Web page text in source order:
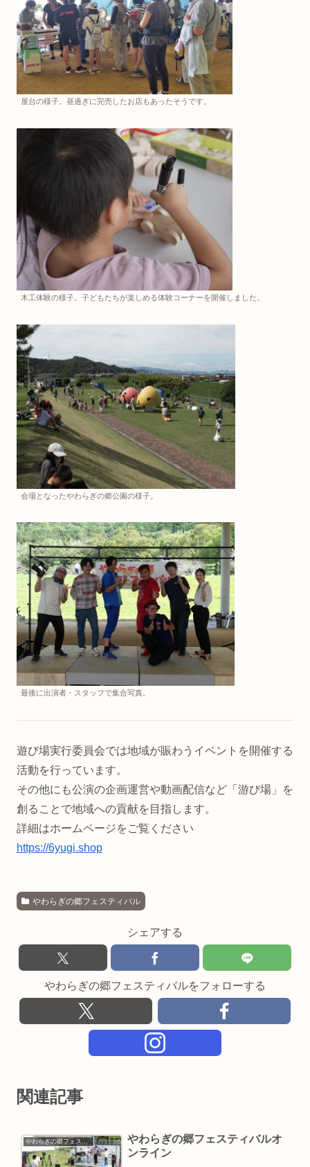
屋台の様子。昼過ぎに完売したお店もあったそうです。
木工体験の様子。子どもたちが楽しめる体験コーナーを開催しました。
会場となったやわらぎの郷公園の様子。
最後に出演者・スタッフで集合写真。
遊び場実行委員会では地域が賑わうイベントを開催する
活動を行っています。
その他にも公演の企画運営や動画配信など「游び場」を
創ることで地域への貢献を目指します。
詳細はホームページをご覧ください
https://6yugi.shop
やわらぎの郷フェスティバル
シェアする
やわらぎの郷フェスティバルをフォローする
関連記事
やわらぎの郷フェスティバルオ
ンライン